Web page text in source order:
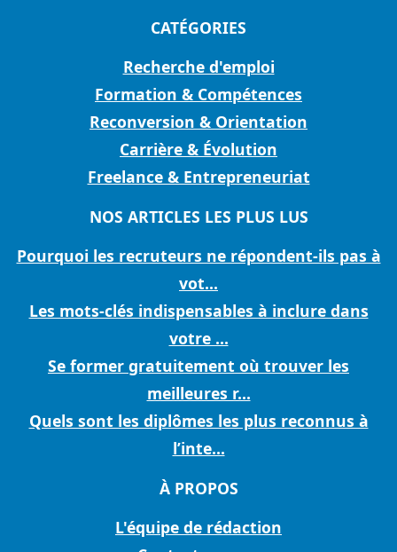
CATÉGORIES
Recherche d'emploi
Formation & Compétences
Reconversion & Orientation
Carrière & Évolution
Freelance & Entrepreneuriat
NOS ARTICLES LES PLUS LUS
Pourquoi les recruteurs ne répondent-ils pas à
vot...
Les mots-clés indispensables à inclure dans
votre ...
Se former gratuitement où trouver les
meilleures r...
Quels sont les diplômes les plus reconnus à
l’inte...
À PROPOS
L'équipe de rédaction